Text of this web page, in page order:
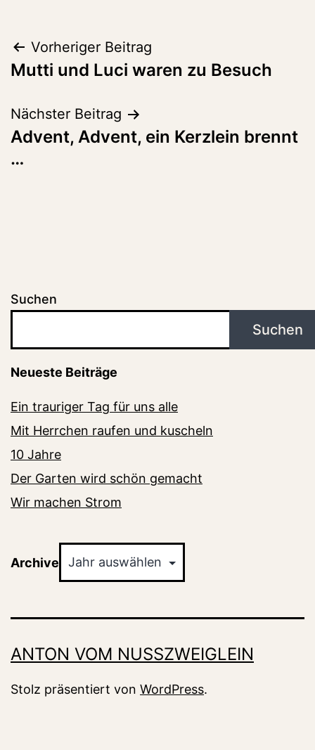
Beitragsnavigation
Vorheriger Beitrag
Mutti und Luci waren zu Besuch
Nächster Beitrag
Advent, Advent, ein Kerzlein brennt
…
Suchen
Suchen
Neueste Beiträge
Ein trauriger Tag für uns alle
Mit Herrchen raufen und kuscheln
10 Jahre
Der Garten wird schön gemacht
Wir machen Strom
Archive
ANTON VOM NUSSZWEIGLEIN
Stolz präsentiert von WordPress.